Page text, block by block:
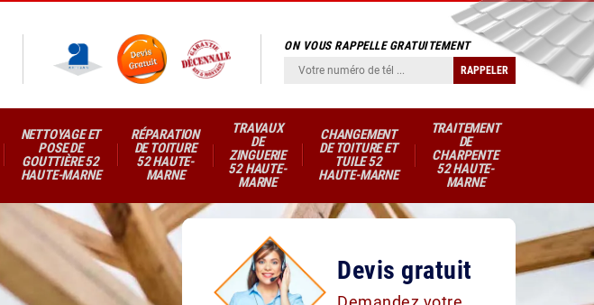
ON VOUS RAPPELLE GRATUITEMENT
NETTOYAGE ET
POSE DE
GOUTTIÈRE 52
HAUTE-MARNE
RÉPARATION
DE TOITURE
52 HAUTE-
MARNE
TRAVAUX
DE
ZINGUERIE
52 HAUTE-
MARNE
CHANGEMENT
DE TOITURE ET
TUILE 52
HAUTE-MARNE
TRAITEMENT
DE
CHARPENTE
52 HAUTE-
MARNE
Devis gratuit
Demandez votre